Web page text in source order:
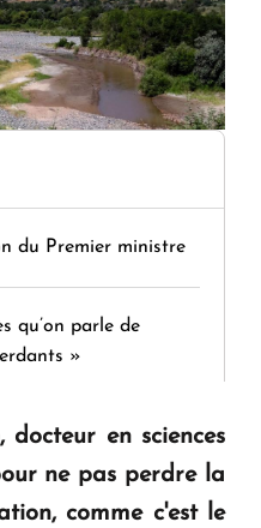
du Premier ministre
qu’on parle de
»
concrète, la
se pose pas. "
docteur en sciences
ne pas perdre la
comme c'est le